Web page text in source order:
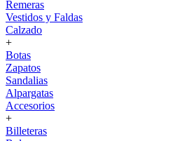
Remeras
Vestidos y Faldas
Calzado
+
Botas
Zapatos
Sandalias
Alpargatas
Accesorios
+
Billeteras